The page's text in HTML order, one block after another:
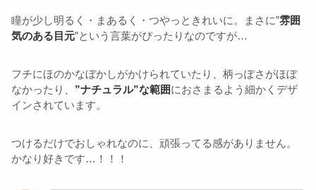
瞳が少し明るく・まあるく・つやっときれいに。まさに”雰囲
気のある目元”という言葉がぴったりなのですが…
フチにほのかなぼかしがかけられていたり、柄っぽさがほぼ
なかったり、 ”ナチュラル”な範囲におさまるよう細かくデザ
インされています。
つけるだけでおしゃれなのに、頑張ってる感がありません。
かなり好きです…！！！